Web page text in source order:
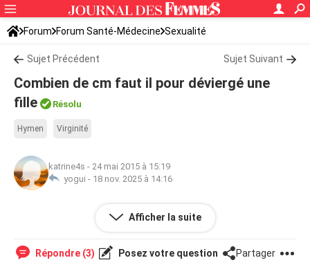
Forum Forum Santé-Médecine Sexualité
Sujet Précédent Sujet Suivant
Combien de cm faut il pour déviergé une
fille
Résolu
Hymen Virginité
katrine4s - 24 mai 2015 à 15:19
yogui - 18 nov. 2025 à 14:16
Bonjour,je veu savoir combien faut il de cm pour déviergé
Afficher la suite
Répondre (3) Posez votre question Partager